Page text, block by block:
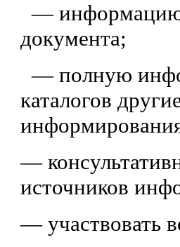
— информацию
документа;
— полную
каталогов
—
источников
— участвовать